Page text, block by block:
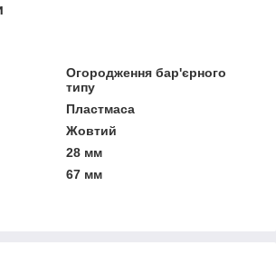
Огородження бар'єрного
типу
Пластмаса
Жовтий
28 мм
67 мм